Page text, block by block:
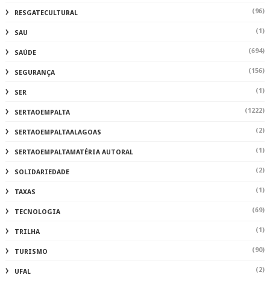
RESGATECULTURAL (96)
SAU (1)
SAÚDE (694)
SEGURANÇA (156)
SER (1)
SERTAOEMPALTA (1222)
SERTAOEMPALTAALAGOAS (2)
SERTAOEMPALTAMATÉRIA AUTORAL (1)
SOLIDARIEDADE (2)
TAXAS (1)
TECNOLOGIA (69)
TRILHA (1)
TURISMO (90)
UFAL (2)